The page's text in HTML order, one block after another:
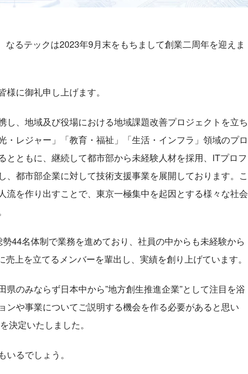
なるテックは2023年9月末をもちまして創業二周年を迎えま
に御礼申し上げます。
し、地域及び役場における地域課題改善プロジェクトを立ち
・レジャー」「教育・福祉」「生活・インフラ」領域のプロ
とともに、継続して都市部から未経験人材を採用、ITプロフ
、都市部企業に対して技術支援事業を展開しております。こ
流を作り出すことで、東京一極集中を起因とする様々な社会
44名体制で業務を進めており、社員の中からも未経験から
上を立てるメンバーを輩出し、実績を創り上げています。
県のみならず日本中から”地方創生推進企業”として注目を浴
ンや事業についてご説明する機会を作る必要があると思い
決定いたしました。
いるでしょう。